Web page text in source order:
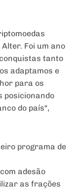
Foi um ano
tanto
adaptamos e
para os
posicionando
do país“,
programa de
adesão
as frações